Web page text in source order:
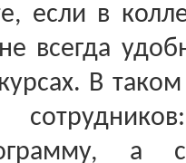
если в
всегда
В
а